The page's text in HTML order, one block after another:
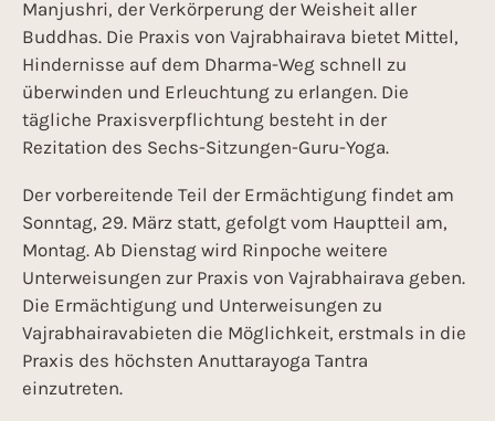
Manjushri, der Verkörperung der Weisheit aller
Buddhas. Die Praxis von Vajrabhairava bietet Mittel,
Hindernisse auf dem Dharma-Weg schnell zu
überwinden und Erleuchtung zu erlangen. Die
tägliche Praxisverpflichtung besteht in der
Rezitation des Sechs-Sitzungen-Guru-Yoga.
Der vorbereitende Teil der Ermächtigung findet am
Sonntag, 29. März statt, gefolgt vom Hauptteil am,
Montag. Ab Dienstag wird Rinpoche weitere
Unterweisungen zur Praxis von Vajrabhairava geben.
Die Ermächtigung und Unterweisungen zu
Vajrabhairavabieten die Möglichkeit, erstmals in die
Praxis des höchsten Anuttarayoga Tantra
einzutreten.